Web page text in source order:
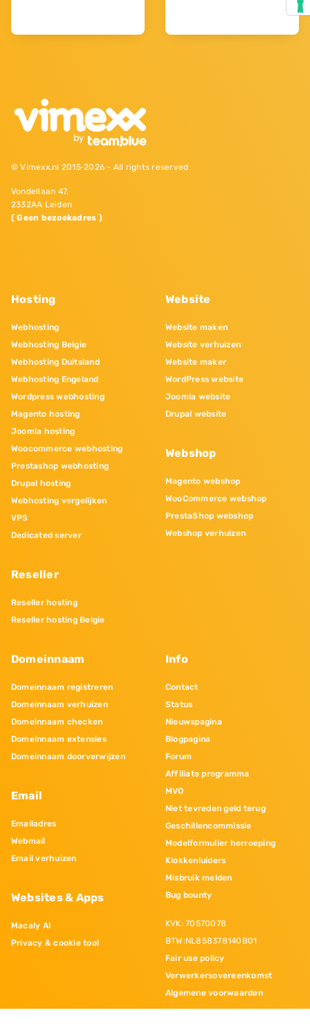
© Vimexx.nl 2015‐2026 - All rights reserved
Vondellaan 47,
2332AA Leiden
( Geen bezoekadres )
Hosting
Webhosting
Webhosting Belgie
Webhosting Duitsland
Webhosting Engeland
Wordpress webhosting
Magento hosting
Joomla hosting
Woocommerce webhosting
Prestashop webhosting
Drupal hosting
Webhosting vergelijken
VPS
Dedicated server
Reseller
Reseller hosting
Reseller hosting Belgie
Website
Website maken
Website verhuizen
Website maker
WordPress website
Joomla website
Drupal website
Webshop
Magento webshop
WooCommerce webshop
PrestaShop webshop
Webshop verhuizen
Domeinnaam
Domeinnaam registreren
Domeinnaam verhuizen
Domeinnaam checken
Domeinnaam extensies
Domeinnaam doorverwijzen
Email
Emailadres
Webmail
Email verhuizen
Websites & Apps
Macaly AI
Privacy & cookie tool
Info
Contact
Status
Nieuwspagina
Blogpagina
Forum
Affiliate programma
MVO
Niet tevreden geld terug
Geschillencommissie
Modelformulier herroeping
Klokkenluiders
Misbruik melden
Bug bounty
KVK: 70570078
BTW:NL858378140B01
Fair use policy
Verwerkersovereenkomst
Algemene voorwaarden